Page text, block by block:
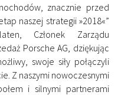
znacznie przed
naszej strategii »2018«”
Członek Zarządu
Porsche AG, dziękując
swoje siły połączyli
Z naszymi nowoczesnymi
i silnymi partnerami